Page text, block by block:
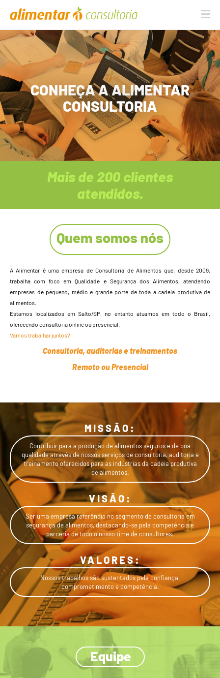
CONHEÇA A ALIMENTAR
CONSULTORIA
Mais de 200 clientes
atendidos.
Quem somos nós
A Alimentar é uma empresa de Consultoria de Alimentos que, desde 2009,
trabalha com foco em Qualidade e Segurança dos Alimentos, atendendo
empresas de pequeno, médio e grande porte de toda a cadeia produtiva de
alimentos.
Estamos localizados em Salto/SP, no entanto atuamos em todo o Brasil,
oferecendo consultoria online ou presencial.
Vamos trabalhar juntos?
Consultoria, auditorias e treinamentos
Remoto ou Presencial
MISSÃO:
Contribuir para a produção de alimentos seguros e de boa
qualidade através de nossos serviços de consultoria, auditoria e
treinamento oferecidos para as indústrias da cadeia produtiva
de alimentos.
VISÃO:
Ser uma empresa referência no segmento de consultoria em
segurança de alimentos, destacando-se pela competência e
parceria de todo o nosso time de consultores.
VALORES:
Nossos trabalhos são sustentados pela confiança,
comprometimento e competência.
Equipe